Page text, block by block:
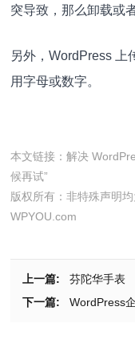
突导致，那么卸载或
另外，WordPress 上
用字母或数字。
本文链接：解决
候再试”
版权所有：非特殊声明
WPYOU.com
上一篇:
芬陀华手表
下一篇:
WordPress